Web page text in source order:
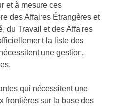
et à mesure ces
des Affaires Étrangères et
du Travail et des Affaires
la liste des
une gestion,
qui nécessitent une
frontières sur la base des